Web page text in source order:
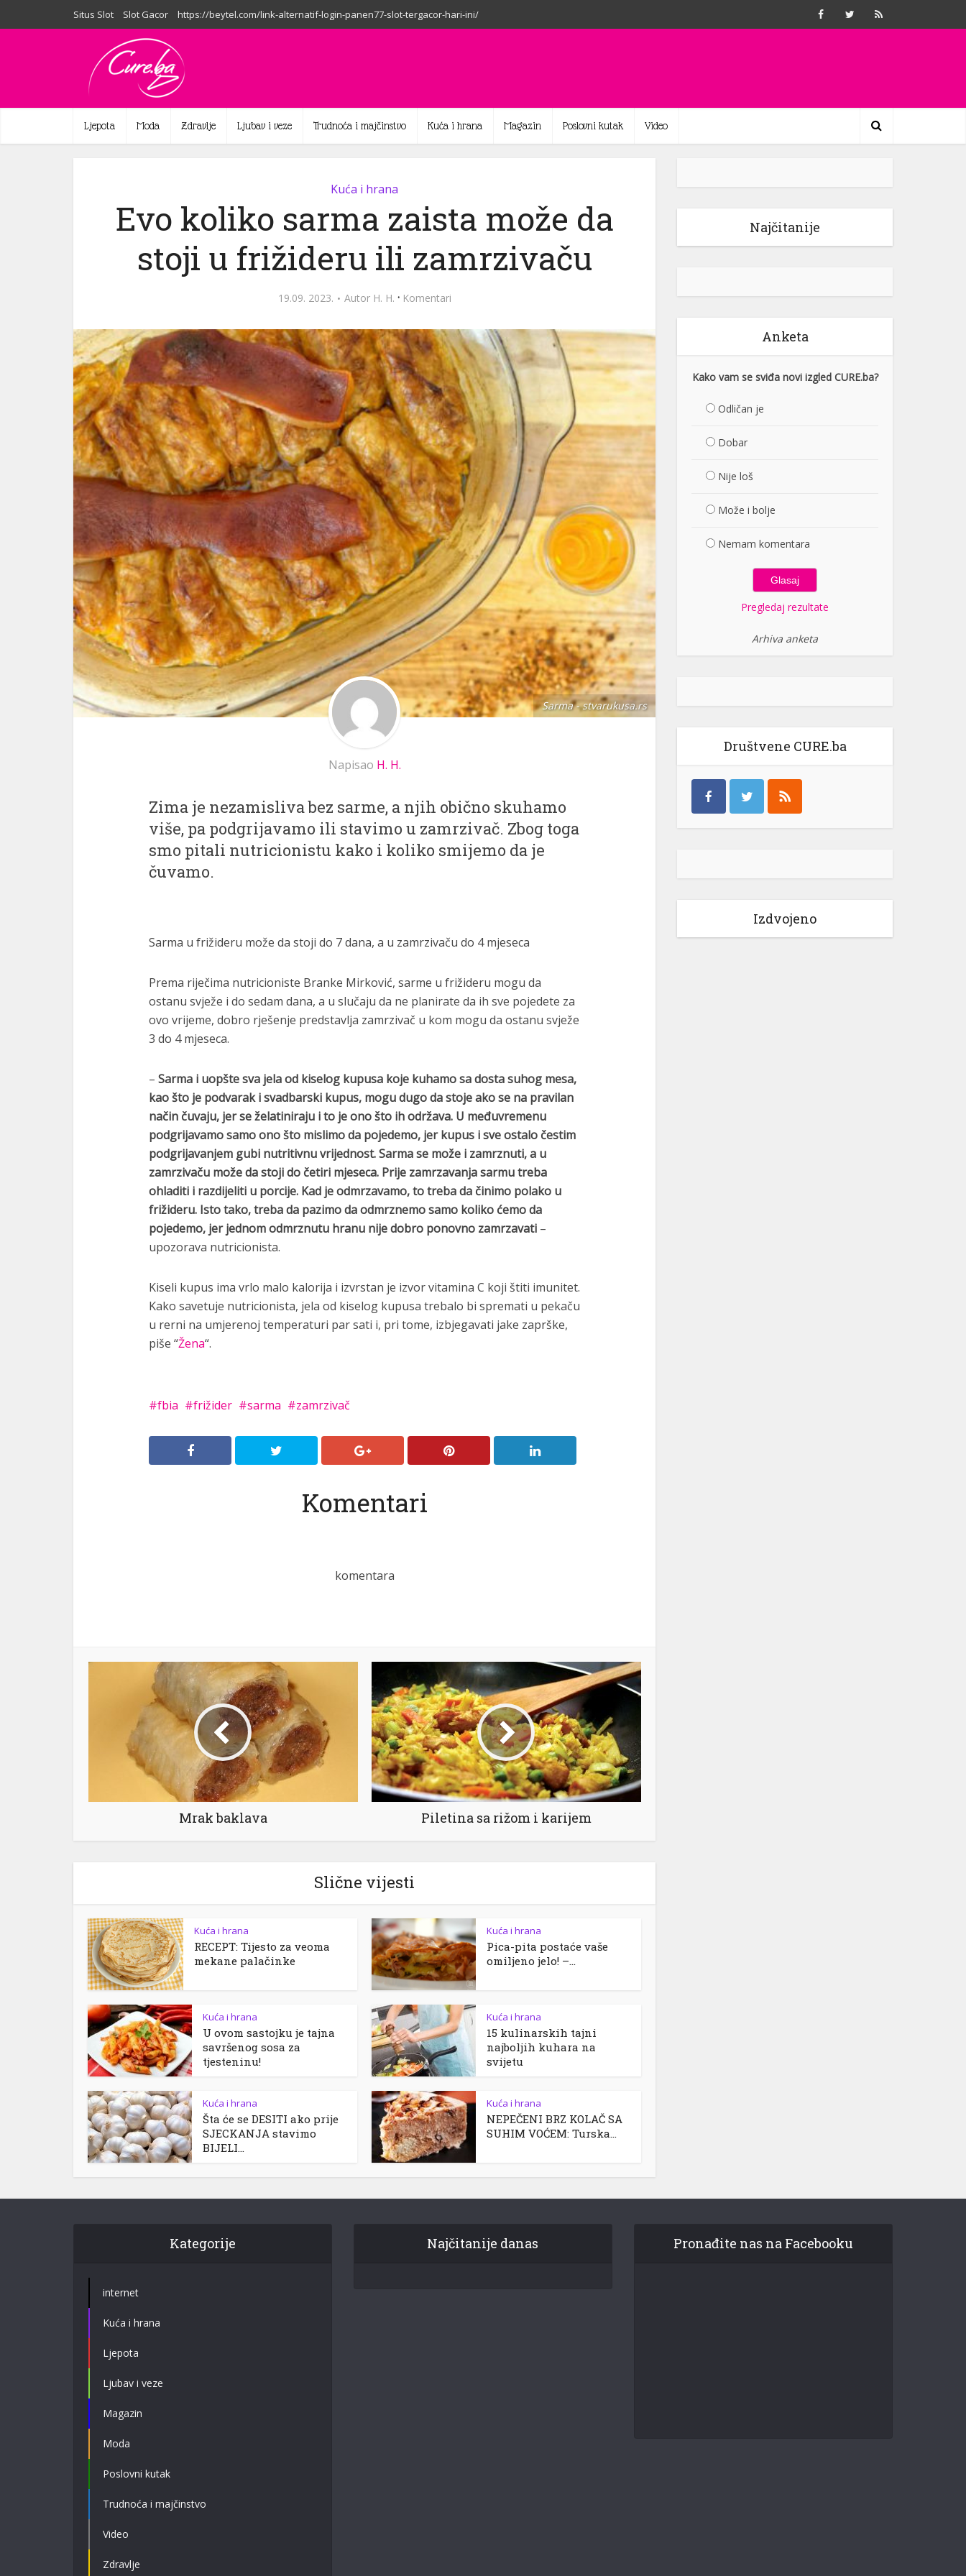
Situs Slot Slot Gacor https://beytel.com/link-alternatif-login-panen77-slot-tergacor-hari-ini/
Ljepota Moda Zdravlje Ljubav i veze Trudnoća i majčinstvo Kuća i hrana Magazin Poslovni kutak Video
Kuća i hrana
Evo koliko sarma zaista može da
stoji u frižideru ili zamrzivaču
19.09. 2023. Autor H. H. · Komentari
Sarma - stvarukusa.rs
Napisao H. H.
Zima je nezamisliva bez sarme, a njih obično skuhamo
više, pa podgrijavamo ili stavimo u zamrzivač. Zbog toga
smo pitali nutricionistu kako i koliko smijemo da je
čuvamo.
Sarma u frižideru može da stoji do 7 dana, a u zamrzivaču do 4 mjeseca
Prema riječima nutricioniste Branke Mirković, sarme u frižideru mogu da
ostanu svježe i do sedam dana, a u slučaju da ne planirate da ih sve pojedete za
ovo vrijeme, dobro rješenje predstavlja zamrzivač u kom mogu da ostanu svježe
3 do 4 mjeseca.
– Sarma i uopšte sva jela od kiselog kupusa koje kuhamo sa dosta suhog mesa,
kao što je podvarak i svadbarski kupus, mogu dugo da stoje ako se na pravilan
način čuvaju, jer se želatiniraju i to je ono što ih održava. U međuvremenu
podgrijavamo samo ono što mislimo da pojedemo, jer kupus i sve ostalo čestim
podgrijavanjem gubi nutritivnu vrijednost. Sarma se može i zamrznuti, a u
zamrzivaču može da stoji do četiri mjeseca. Prije zamrzavanja sarmu treba
ohladiti i razdijeliti u porcije. Kad je odmrzavamo, to treba da činimo polako u
frižideru. Isto tako, treba da pazimo da odmrznemo samo koliko ćemo da
pojedemo, jer jednom odmrznutu hranu nije dobro ponovno zamrzavati –
upozorava nutricionista.
Kiseli kupus ima vrlo malo kalorija i izvrstan je izvor vitamina C koji štiti imunitet.
Kako savetuje nutricionista, jela od kiselog kupusa trebalo bi spremati u pekaču
u rerni na umjerenoj temperaturi par sati i, pri tome, izbjegavati jake zaprške,
piše “Žena“.
fbia frižider sarma zamrzivač
Komentari
komentara
Mrak baklava Pi­le­ti­na sa rižom i ka­ri­jem
Slične vijesti
Kuća i hrana
RECEPT: Tijesto za veoma
mekane palačinke
Kuća i hrana
Pica-pita postaće vaše
omiljeno jelo! –...
Kuća i hrana
U ovom sastojku je tajna
savršenog sosa za
tjesteninu!
Kuća i hrana
15 kulinarskih tajni
najboljih kuhara na
svijetu
Kuća i hrana
Šta će se DESITI ako prije
SJECKANJA stavimo
BIJELI...
Kuća i hrana
NEPEČENI BRZ KOLAČ SA
SUHIM VOĆEM: Turska...
Najčitanije
Anketa
Kako vam se sviđa novi izgled CURE.ba?
Odličan je
Dobar
Nije loš
Može i bolje
Nemam komentara
Pregledaj rezultate
Arhiva anketa
Društvene CURE.ba
Izdvojeno
Kategorije
internet
Kuća i hrana
Ljepota
Ljubav i veze
Magazin
Moda
Poslovni kutak
Trudnoća i majčinstvo
Video
Zdravlje
Najčitanije danas Pronađite nas na Facebooku